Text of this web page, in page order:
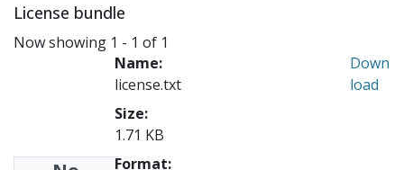
License bundle
Now showing 1 - 1 of 1
Name:
license.txt
Size:
1.71 KB
Format:
Down
load